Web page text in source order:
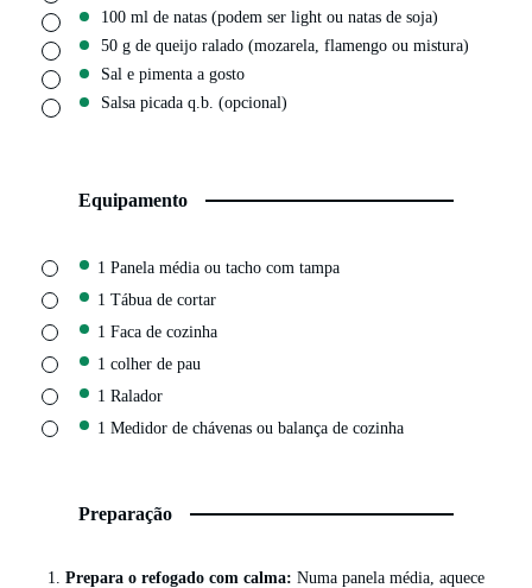
▢ 100 ml de natas (podem ser light ou natas de soja)
▢ 50 g de queijo ralado (mozarela, flamengo ou mistura)
▢ Sal e pimenta a gosto
▢ Salsa picada q.b. (opcional)
Equipamento
▢ 1 Panela média ou tacho com tampa
▢ 1 Tábua de cortar
▢ 1 Faca de cozinha
▢ 1 colher de pau
▢ 1 Ralador
▢ 1 Medidor de chávenas ou balança de cozinha
Preparação
Prepara o refogado com calma: Numa panela média, aquece